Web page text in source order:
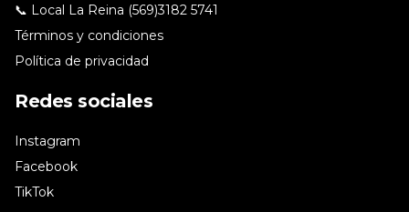
📞 Local La Reina (569)3182 5741
Términos y condiciones
Política de privacidad
Redes sociales
Instagram
Facebook
TikTok